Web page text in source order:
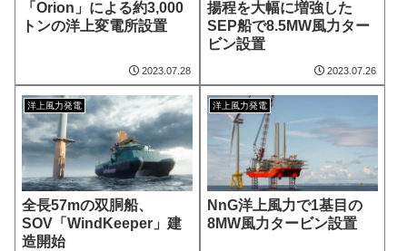
「Orion」による約3,000
トンの洋上変電所設置
2023.07.28
揚程を大幅に増強した
SEP船で8.5MW風力ター
ビン設置
2023.07.26
洋上風力発電
全長57mの双胴船、
SOV「WindKeeper」建
造開始
洋上風力発電
NnG洋上風力で1基目の
8MW風力タービン設置